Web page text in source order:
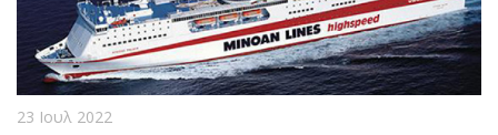
23 Ιουλ 2022